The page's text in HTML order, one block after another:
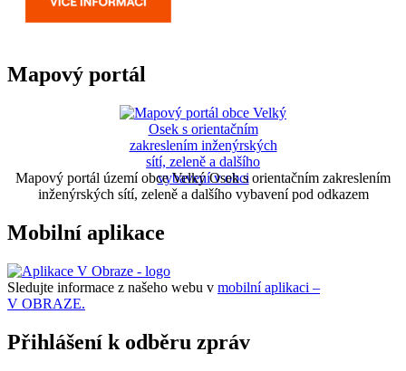
Mapový portál
Mapový portál území obce Velký Osek s orientačním zakreslením
inženýrských sítí, zeleně a dalšího vybavení pod odkazem
Mobilní aplikace
Sledujte informace z našeho webu v mobilní aplikaci –
V OBRAZE.
Přihlášení k odběru zpráv